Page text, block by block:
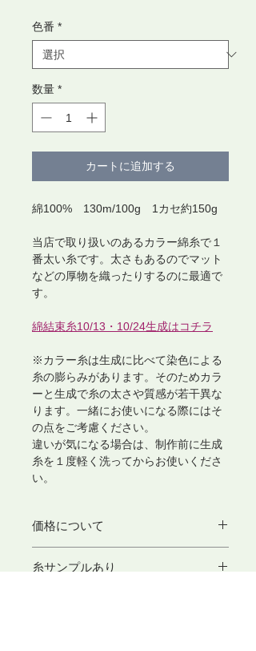
と
に
￥2,400
色番 *
数量 *
カートに追加する
綿100% 130m/100g 1カセ約150g
当店で取り扱いのあるカラー綿糸で１
番太い糸です。太さもあるのでマット
などの厚物を織ったりするのに最適で
す。
綿結束糸10/13・10/24生成はコチラ
※カラー糸は生成に比べて染色による
糸の膨らみがあります。そのためカラ
ーと生成で糸の太さや質感が若干異な
ります。一緒にお使いになる際にはそ
の点をご考慮ください。
違いが気になる場合は、制作前に生成
糸を１度軽く洗ってからお使いくださ
い。
価格について
で販売しております。
糸サンプルあり